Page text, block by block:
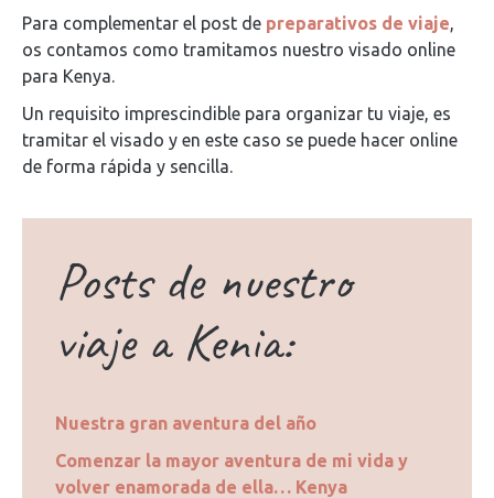
Para complementar el post de preparativos de viaje,
os contamos como tramitamos nuestro visado online
para Kenya.
Un requisito imprescindible para organizar tu viaje, es
tramitar el visado y en este caso se puede hacer online
de forma rápida y sencilla.
Posts de nuestro
viaje a Kenia:
Nuestra gran aventura del año
Comenzar la mayor aventura de mi vida y
volver enamorada de ella… Kenya